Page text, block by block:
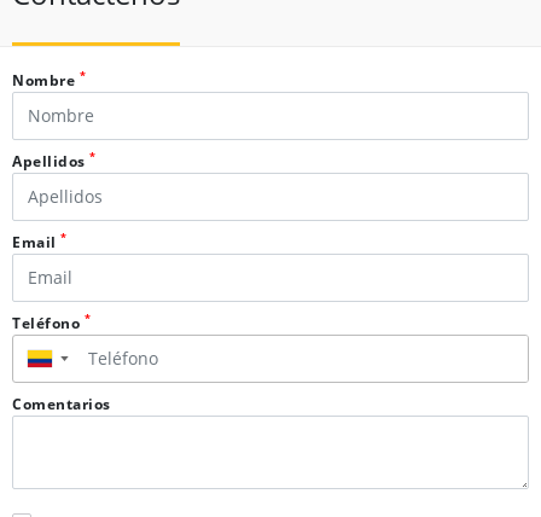
Nombre *
Apellidos *
Email *
Teléfono *
▼
Comentarios